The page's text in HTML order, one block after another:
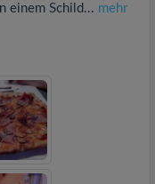
einem Schild... mehr